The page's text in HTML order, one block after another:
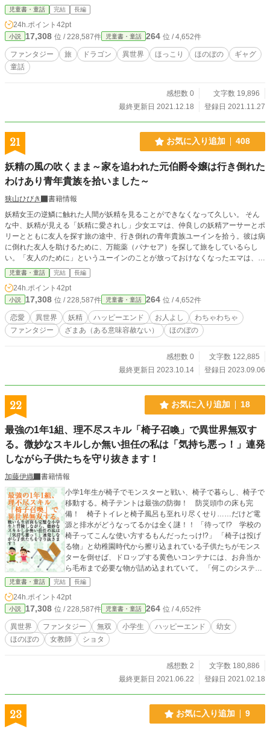
ねて山登りを開始した。 山登りの途中で鳥とたわむれたり、キレイな夕日
に出会ったりしながら、山を登り始めて三日目の昼すぎについに山の頂上へとた
どりついた。 山の頂上に住んでいたのは、真っ赤なウロコを持つ陽気なドラゴ
ンだった。インタビュアーとして初めてドラゴンのインタビューを試みた私は、
今まで知ることのなかったしょうげき的な事実をたくさん知ることができた。
ドラゴンの好きな食べ物がトウガラシで、まさかトウガラシの食べ過ぎで体の色
が黒から真っ赤に変化したなんて誰が想像できただろうか。夕日を赤く染めるの
かっただろう。 そんなおどろきのインタビューを終えて戻った私は、記事の
まとめにとりかかった。たくさんの情報をどう記事にまとめるかは悩んでいた
ー！真っ赤なドラゴンのひみつ、だ。
児童書・童話 完結 長編
24h.ポイント 42pt
小説 17,308 位 / 228,587件 児童書・童話 264 位 / 4,652件
ファンタジー 旅 ドラゴン 異世界 ほっこり ほのぼの
ギャグ
童話
感想数 0
文字数 19,896
最終更新日 2021.12.18
登録日 2021.11.27
21 お気に入り追加 408
妖精の風の吹くまま～家を追われた元伯爵令嬢は行き倒れた
わけあり青年貴族を拾いました～
狭山ひびき
書籍情報
妖精女王の逆鱗に触れた人間が妖精を見ることができなくなって久しい。 そん
な中、妖精が見える「妖精に愛されし」少女エマは、仲良しの妖精アーサーとポ
リーとともに友人を探す旅の途中、行き倒れの青年貴族ユーインを拾う。彼は病
に倒れた友人を助けるために、万能薬（パナセア）を探して旅をしているらし
い。「友人のために」というユーインのことが放っておけなくなったエマは、
「おいエマ、やめとけって！」というアーサーの制止を振り切り、ユーインの薬
探しを手伝うことにする。昔から妖精が見えることを人から気味悪がられるエマ
は、ユーインにはそのことを告げなかったが、伝説の万能薬に代わる特別な妖精
の秘薬があるのだ。その薬なら、ユーインの友人の病気も治せるかもしれない。
エマは薬の手掛かりを持っている妖精女王に会いに行くことに決める。穏やかで
優しく、そしてちょっと抜けているユーインに、次第に心惹かれていくエマ。け
れども、妖精女王に会いに行った山で、ついにユーインにエマの妖精が見える体
女エマと、心優しくもちょっとした秘密を抱えた青年貴族ユーイン、それからに
児童書・童話 完結 長編
24h.ポイント 42pt
小説 17,308 位 / 228,587件 児童書・童話 264 位 / 4,652件
恋愛 異世界 妖精 ハッピーエンド お人よし
わちゃわちゃ
ファンタジー
ざまあ（ある意味容赦ない） ほのぼの
感想数 0
文字数 122,885
最終更新日 2023.10.14
登録日 2023.09.06
22 お気に入り追加 18
最強の1年1組、理不尽スキル「椅子召喚」で異世界無双す
る。微妙なスキルしか無い担任の私は「気持ち悪っ！」連発
しながら子供たちを守り抜きます！
加藤伊織
書籍情報
小学1年生が椅子でモンスターと戦い、椅子で暮らし、椅子で
移動する。椅子テントは最強の防御！ 防災頭巾の床も完
備！ 椅子トイレと椅子風呂も至れり尽くせり……だけど電
源と排水がどうなってるかは全く謎！！ 「待って!? 学校の
椅子ってこんな使い方するもんだったっけ!?」 「椅子は投げ
る物」と幼稚園時代から擦り込まれている子供たちがモンス
ターを倒せば、ドロップする黄色いコンテナには、お弁当か
ら毛布まで必要な物が詰め込まれていて。 「何このシステ
ム！ 至れり尽くせりで気持ち悪っ!!」 担任教師は理不尽と
不条理に今日も頭を悩ませる……。 新白梅小学校1年1組の児
童34人と担任の茂木美佳子は、遠足の途中で気がついたら異
世界にいた――。 襲い来るモンスター。密かに撃退実績のあ
る子供たち。 「椅子があればいいのに!!」――そう誰かが叫
んだとき、その手には椅子が現れていた。 児童の発想に頭ぐ
らんぐらんしながら、ひとりだけ「椅子召喚」できないみか
由は何なのか。元の世界に無事帰ることが出来るのか。……
児童書・童話 完結 長編
24h.ポイント 42pt
小説 17,308 位 / 228,587件 児童書・童話 264 位 / 4,652件
異世界 ファンタジー 無双 小学生 ハッピーエンド
幼女
ほのぼの
女教師 ショタ
感想数 2
文字数 180,886
最終更新日 2021.06.22
登録日 2021.02.18
23 お気に入り追加 9